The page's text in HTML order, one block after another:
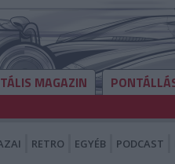
MAGAZIN
RETRO EGYÉB PODCAST